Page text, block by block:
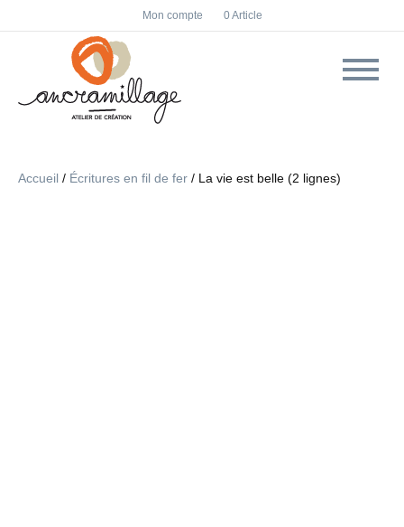
F
a
c
I
n
s
Mon compte 0 Article
Accueil / Écritures en fil de fer / La vie est belle (2 lignes)